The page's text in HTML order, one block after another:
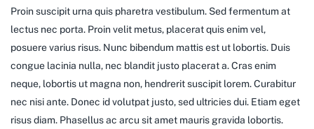
Proin suscipit urna quis pharetra vestibulum. Sed fermentum at
lectus nec porta. Proin velit metus, placerat quis enim vel,
posuere varius risus. Nunc bibendum mattis est ut lobortis. Duis
congue lacinia nulla, nec blandit justo placerat a. Cras enim
neque, lobortis ut magna non, hendrerit suscipit lorem. Curabitur
nec nisi ante. Donec id volutpat justo, sed ultricies dui. Etiam eget
risus diam. Phasellus ac arcu sit amet mauris gravida lobortis.